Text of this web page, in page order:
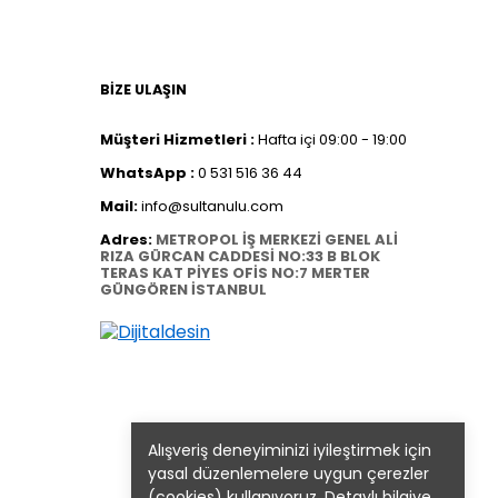
Alışveriş deneyiminizi iyileştirmek için
yasal düzenlemelere uygun çerezler
BİZE ULAŞIN
Müşteri Hizmetleri :Hafta içi 09:00 - 19:00
WhatsApp :0 531 516 36 44
Mail:info@sultanulu.com
Adres: METROPOL İŞ MERKEZİ GENEL ALİ
RIZA GÜRCAN CADDESİ NO:33 B BLOK
TERAS KAT PİYES OFİS NO:7 MERTER
GÜNGÖREN İSTANBUL